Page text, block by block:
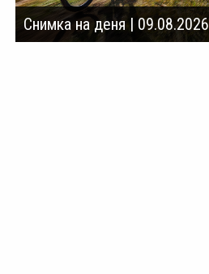
Снимка на деня | 09.08.2026